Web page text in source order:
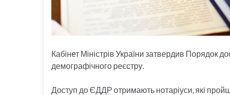
Кабінет Міністрів України затвердив Порядок
демографічного реєстру.
Доступ до ЄДДР отримають нотаріуси, які